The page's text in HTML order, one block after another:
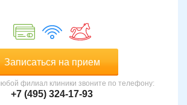
Записаться на прием
филиал клиники звоните по телефону:
+7 (495) 324-17-93